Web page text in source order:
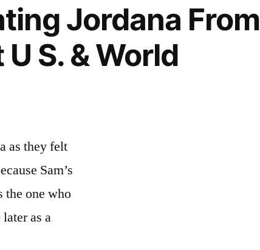
Jordana From
S. & World
as they felt
Sam’s
the one who
as a